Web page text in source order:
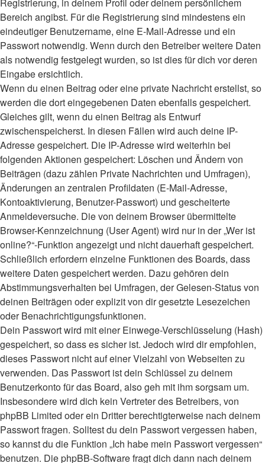
Bereich angibst. Für die Registrierung sind mindestens ein
eindeutiger Benutzername, eine E-Mail-Adresse und ein
Passwort notwendig. Wenn durch den Betreiber weitere Daten
als notwendig festgelegt wurden, so ist dies für dich vor deren
Eingabe ersichtlich.
Wenn du einen Beitrag oder eine private Nachricht erstellst, so
werden die dort eingegebenen Daten ebenfalls gespeichert.
Gleiches gilt, wenn du einen Beitrag als Entwurf
zwischenspeicherst. In diesen Fällen wird auch deine IP-
Adresse gespeichert. Die IP-Adresse wird weiterhin bei
folgenden Aktionen gespeichert: Löschen und Ändern von
Beiträgen (dazu zählen Private Nachrichten und Umfragen),
Änderungen an zentralen Profildaten (E-Mail-Adresse,
Kontoaktivierung, Benutzer-Passwort) und gescheiterte
Anmeldeversuche. Die von deinem Browser übermittelte
Browser-Kennzeichnung (User Agent) wird nur in der „Wer ist
online?“-Funktion angezeigt und nicht dauerhaft gespeichert.
Schließlich erfordern einzelne Funktionen des Boards, dass
weitere Daten gespeichert werden. Dazu gehören dein
Abstimmungsverhalten bei Umfragen, der Gelesen-Status von
deinen Beiträgen oder explizit von dir gesetzte Lesezeichen
oder Benachrichtigungsfunktionen.
Dein Passwort wird mit einer Einwege-Verschlüsselung (Hash)
gespeichert, so dass es sicher ist. Jedoch wird dir empfohlen,
dieses Passwort nicht auf einer Vielzahl von Webseiten zu
verwenden. Das Passwort ist dein Schlüssel zu deinem
Benutzerkonto für das Board, also geh mit ihm sorgsam um.
Insbesondere wird dich kein Vertreter des Betreibers, von
phpBB Limited oder ein Dritter berechtigterweise nach deinem
Passwort fragen. Solltest du dein Passwort vergessen haben,
so kannst du die Funktion „Ich habe mein Passwort vergessen“
benutzen. Die phpBB-Software fragt dich dann nach deinem